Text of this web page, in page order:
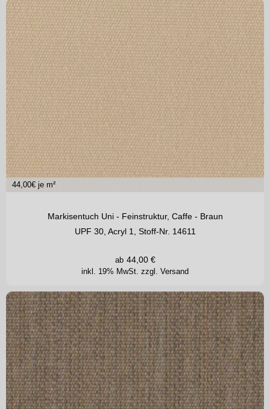
44,00€ je m²
Markisentuch Uni - Feinstruktur, Caffe - Braun
UPF 30, Acryl 1, Stoff-Nr. 14611
inkl. 19% MwSt. zzgl. Versand
ab 44,00€